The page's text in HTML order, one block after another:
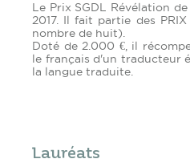
Le Prix SGDL Révélation
2017. Il fait partie des
nombre de huit).
Doté de 2.000 €, il
le français d'un traducteur
la langue traduite.
Lauréats